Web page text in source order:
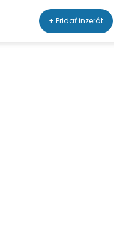
+ Pridať inzerát